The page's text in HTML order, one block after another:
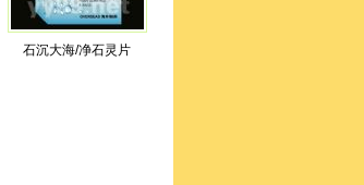
石沉大海/净石灵片